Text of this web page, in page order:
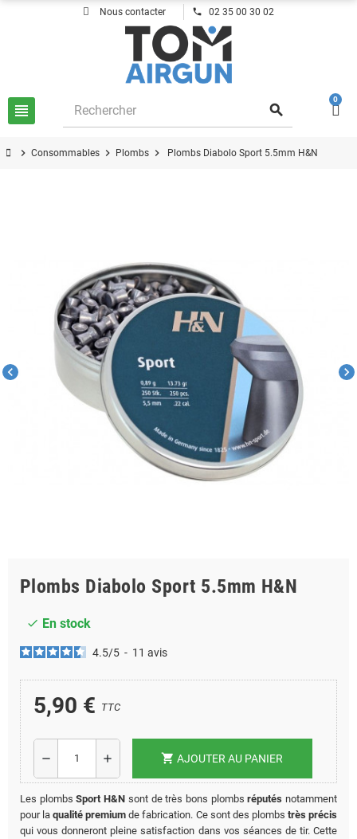
Nous contacter phone 02 35 00 30 02
view_headline search
0
chevron_right Consommables chevron_right Plombs chevron_right Plombs Diabolo Sport 5.5mm H&N
chevron_left chevron_right
Plombs Diabolo Sport 5.5mm H&N
check En stock
4.5/5 - 11 avis
5,90 € TTC
remove add shopping_cart AJOUTER AU PANIER
Les plombsSport H&N sont de très bons plombsréputés notamment
pour laqualité premium de fabrication. Ce sont des plombs très précis
qui vous donneront pleine satisfaction dans vos séances de tir. Cette